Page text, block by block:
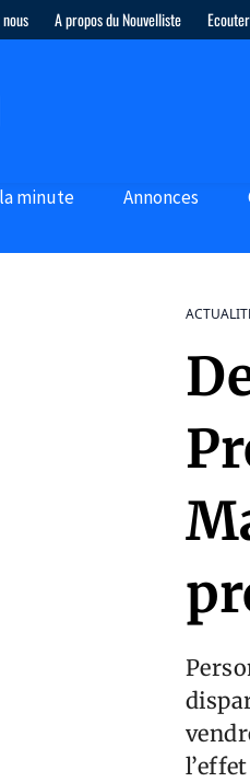
A propos du Nouvelliste
minute Annonces